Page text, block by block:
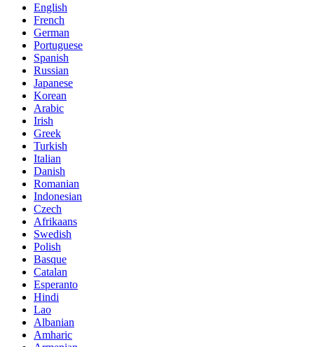
English
French
German
Portuguese
Spanish
Russian
Japanese
Korean
Arabic
Irish
Greek
Turkish
Italian
Danish
Romanian
Indonesian
Czech
Afrikaans
Swedish
Polish
Basque
Catalan
Esperanto
Hindi
Lao
Albanian
Amharic